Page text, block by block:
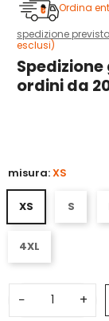
Ordina
spedizione prevista
esclusi)
ordini da
misura:XS
XS S
4XL
− +